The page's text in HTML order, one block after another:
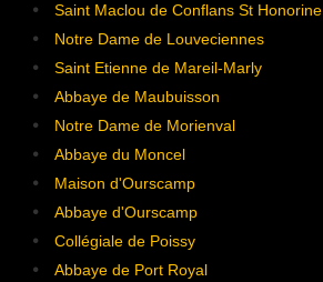
Saint Maclou de Conflans St Honorine
Notre Dame de Louveciennes
Saint Etienne de Mareil-Marly
Abbaye de Maubuisson
Notre Dame de Morienval
Abbaye du Moncel
Maison d'Ourscamp
Abbaye d'Ourscamp
Collégiale de Poissy
Abbaye de Port Royal